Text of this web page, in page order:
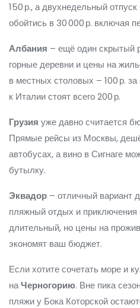
150 р., а двухнедельный
обойтись в 30 000 р. включая
Албания – ещё один скрытый
горные деревни и цены на
в местных столовых – 100 р.
к Италии стоят всего 200 р.
Грузия уже давно считается
Прямые рейсы из Москвы,
автобусах, а вино в Сигнаге
бутылку.
Эквадор – отличный вариант
пляжный отдых и приключения
длительный, но цены на
экономят ваш бюджет.
Если хотите сочетать море и
наЧерногорию. Вне пика
пляжи у Бока Которской